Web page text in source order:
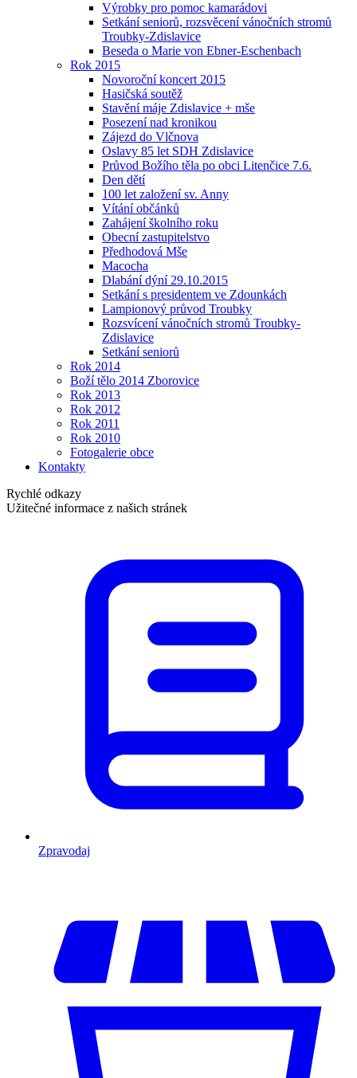
Výrobky pro pomoc kamarádovi
Setkání seniorů, rozsvěcení vánočních stromů
Troubky-Zdislavice
Beseda o Marie von Ebner-Eschenbach
Rok 2015
Novoroční koncert 2015
Hasičská soutěž
Stavění máje Zdislavice + mše
Posezení nad kronikou
Zájezd do Vlčnova
Oslavy 85 let SDH Zdislavice
Průvod Božího těla po obci Litenčice 7.6.
Den dětí
100 let založení sv. Anny
Vítání občánků
Zahájení školního roku
Obecní zastupitelstvo
Předhodová Mše
Macocha
Dlabání dýní 29.10.2015
Setkání s presidentem ve Zdounkách
Lampionový průvod Troubky
Rozsvícení vánočních stromů Troubky-
Zdislavice
Setkání seniorů
Rok 2014
Boží tělo 2014 Zborovice
Rok 2013
Rok 2012
Rok 2011
Rok 2010
Fotogalerie obce
Kontakty
Rychlé odkazy
Užitečné informace z našich stránek
Zpravodaj